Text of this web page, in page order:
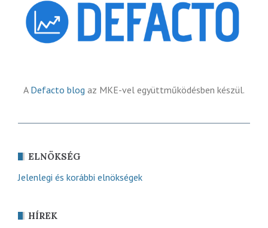
A Defacto blog az MKE-vel együttműködésben készül.
ELNÖKSÉG
Jelenlegi és korábbi elnökségek
HÍREK